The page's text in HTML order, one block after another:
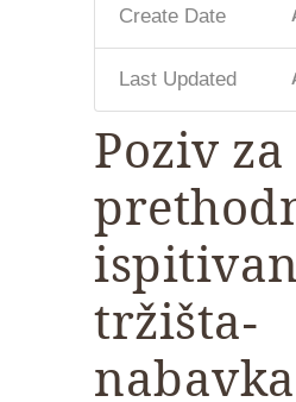
Create Date
Last Updated
Poziv za
tržišta-
nabavka